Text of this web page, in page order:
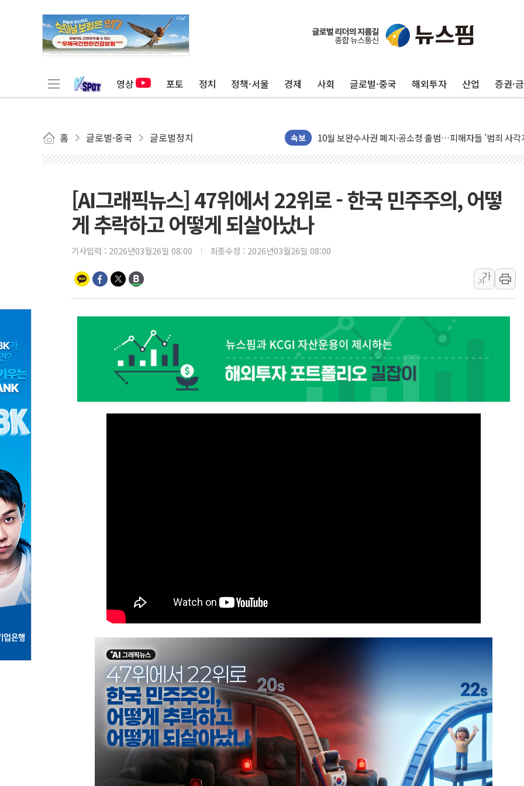
영상 포토 정치 정책·서울 경제 사회 글로벌·중국 해외투자 산업 증권·
홈 글로벌·중국 글로벌정치 속보
오세훈 "용산공원 주택 검토, 민주당 스스로 원칙 뒤집는
충북 주말 무더위 지속…청주·진천 35도, 곳곳 소나기
민주, 오늘 제주·인천 경선 결과 발표...'김민석 재역전 vs
한상협, 업계 개인정보 보안 새판 짠다…'자율규제단체'
트럼프, 쿡 연준 이사 해임 재추진…"26일까지 의혹 소명"
유럽증시, 美 고용 예상 밖 부진에 연준 금리 인상 가능
美 항소법원, 백악관 무도회장 공사 중단 명령…트럼프
이란 핵심 원유 수출항 '하르그섬', 최근 1주일 이상 '올
[AI MY 뉴스] 뉴욕 반도체주 프리뷰...美 고용 쇼크에 반
뉴욕증시 프리뷰, 美 고용 쇼크에 금리 인상 우려 후퇴…
[종합] 美 7월 고용 2만3000명 감소 '쇼크'…9월 금리 인
[사진] 이슬람 수니파 3개국, 공동방위협정 체결
뉴욕증시 개장 전 특징주...아틀라시안·클라우드플레
보훈부, 미 DPAA와 MOU… "6·25 미군 실종자 7359명
[AI그래픽뉴스] 47위에서 22위로 - 한국 민주주의, 어떻
게 추락하고 어떻게 되살아났나
기사입력 : 2026년03월26일 08:00 최종수정 : 2026년03월26일 08:00
가
가